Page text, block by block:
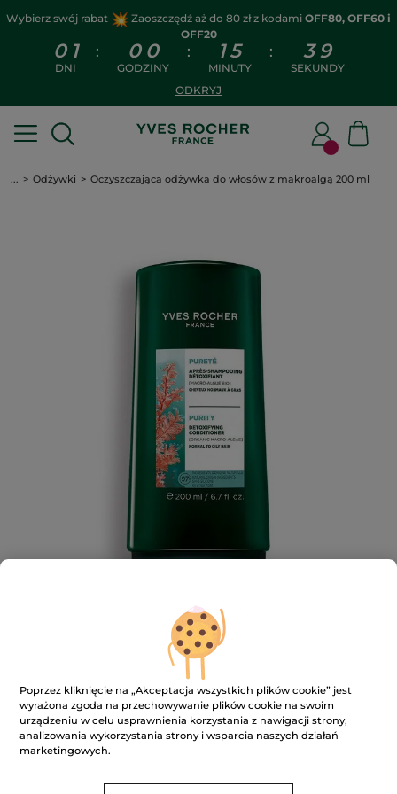
Wybierz swój rabat Zaoszczędź aż do 80 zł z kodami OFF80, OFF60 i
OFF20
0 1
DNI
: 0 0
GODZINY
: 1 5
MINUTY
: 3 8
SEKUNDY
ODKRYJ
... Odżywki Oczyszczająca odżywka do włosów z makroalgą 200 ml
Oczyszczająca odżywka do włosów z
makroalgą 200 ml
Lśniące i lekkie włosy
Poprzez kliknięcie na „Akceptacja wszystkich plików cookie” jest
wyrażona zgoda na przechowywanie plików cookie na swoim
urządzeniu w celu usprawnienia korzystania z nawigacji strony,
analizowania wykorzystania strony i wsparcia naszych działań
marketingowych.